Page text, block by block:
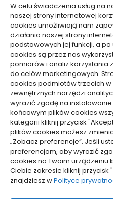
W celu świadczenia usług na
naszej strony internetowej
cookies umożliwiają nam
działania naszej strony
podstawowych jej funkcji, a po
cookies są przez nas
pomiarów i analiz korzystania
do celów marketingowych.
cookies podmiotów trzecich w
zewnętrznych narzędzi
wyrazić zgodę na
końcowym plików cookies
kategorii kliknij przycisk
plików cookies możesz
„Zobacz preferencje”. Jeśli
preferencjom, aby wyrazić
cookies na Twoim urządzeniu
Ciebie zakresie kliknij przycisk
znajdziesz wPolityce
Zdrowie, Medycyna
Jakie badania dostępne
są u okulisty
16/10/2025
pozyjonowanie lokalne